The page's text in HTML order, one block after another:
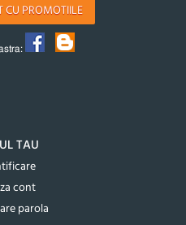
CU PROMOTIILE
TAU
cont
parola